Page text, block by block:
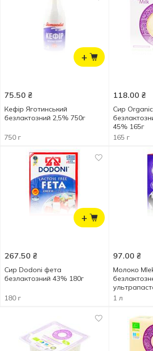
+
75.50 ₴
Кефір Яготинський
безлактозний 2,5% 750г
750 г
118.00 ₴
Сир
45% 165г
165 г
+
267.50 ₴
Сир Dodoni фета
безлактозний 43% 180г
180 г
97.00 ₴
Молоко
1л
1 л